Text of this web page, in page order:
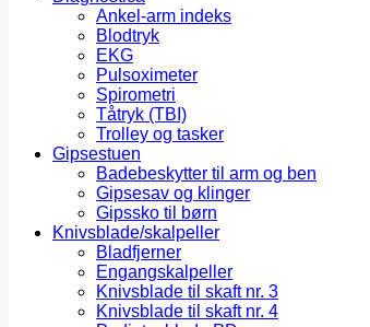
Ankel-arm indeks
Blodtryk
EKG
Pulsoximeter
Spirometri
Tåtryk (TBI)
Trolley og tasker
Gipsestuen
Badebeskytter til arm og ben
Gipsesav og klinger
Gipssko til børn
Knivsblade/skalpeller
Bladfjerner
Engangskalpeller
Knivsblade til skaft nr. 3
Knivsblade til skaft nr. 4